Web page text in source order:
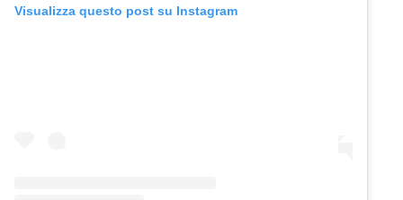
Visualizza questo post su Instagram